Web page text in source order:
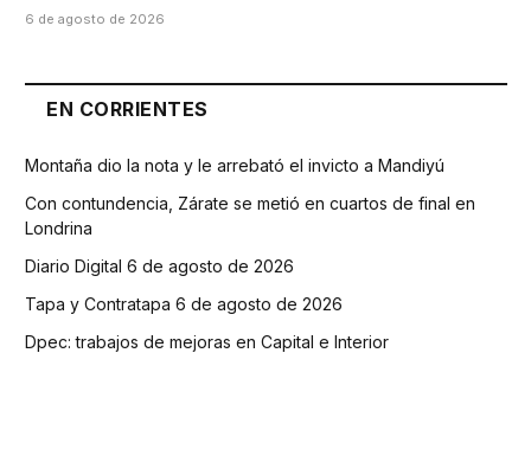
6 de agosto de 2026
EN CORRIENTES
Montaña dio la nota y le arrebató el invicto a Mandiyú
Con contundencia, Zárate se metió en cuartos de final en
Londrina
Diario Digital 6 de agosto de 2026
Tapa y Contratapa 6 de agosto de 2026
Dpec: trabajos de mejoras en Capital e Interior